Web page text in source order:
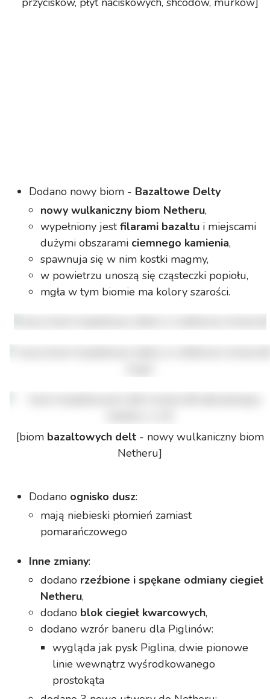
Dodano nowy biom - Bazaltowe Delty
nowy wulkaniczny biom Netheru,
wypełniony jestfilarami bazaltu i miejscami
dużymi obszarami ciemnego kamienia,
spawnuja się w nim kostki magmy,
w powietrzu unoszą się cząsteczki popiołu,
mgła w tym biomie ma kolory szarości.
[biom bazaltowych delt- nowy wulkaniczny biom
Netheru]
Dodano ognisko dusz:
mają niebieski płomień zamiast
pomarańczowego
Inne zmiany:
dodano rzeźbione i spękane odmiany ciegieł
Netheru,
dodano blok ciegieł kwarcowych,
dodano wzrór baneru dla Piglinów:
wygląda jak pysk Piglina, dwie pionowe
linie wewnątrz wyśrodkowanego
prostokąta